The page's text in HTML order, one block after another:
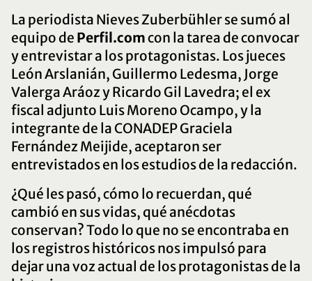
Luis Moreno Ocampo
Magdalena Ruíz Guiñazú –
Homenaje
Andrés D'Alessio - Homenaje
Jorge Torlasco - Homenaje
La periodista Nieves Zuberbühler se sumó al
equipo de Perfil.comcon la tarea de convocar
y entrevistar a los protagonistas. Los jueces
León Arslanián, Guillermo Ledesma, Jorge
Valerga Aráoz y Ricardo Gil Lavedra; el ex
fiscal adjunto Luis Moreno Ocampo, y la
integrante de la CONADEP Graciela
Fernández Meijide, aceptaron ser
entrevistados en los estudios de la redacción.
¿Qué les pasó, cómo lo recuerdan, qué
cambió en sus vidas, qué anécdotas
conservan? Todo lo que no se encontraba en
los registros históricos nos impulsó para
dejar una voz actual de los protagonistas de la